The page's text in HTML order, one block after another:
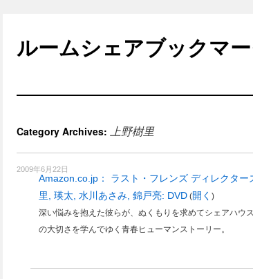
content
ルームシェアブックマ
Category Archives: 上野樹里
2009年6月22日
Amazon.co.jp： ラスト・フレンズ ディレクタ
里, 瑛太, 水川あさみ, 錦戸亮: DVD (開く )
深い悩みを抱えた彼らが、ぬくもりを求めてシェアハウ
の大切さを学んでゆく青春ヒューマンストーリー。